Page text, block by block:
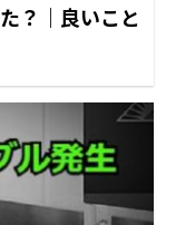
？｜良いこと